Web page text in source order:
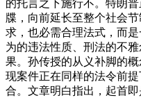
的托言之下施行不。特朗
牒，向前延长至整个社会
求，也必需合理法式，而
为的违法性质、刑法的不
果。孙传授的从义补脚的
现案件正在同样的法令前
合。文章明白指出，起首